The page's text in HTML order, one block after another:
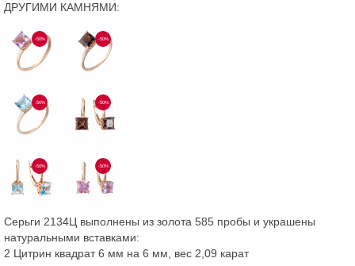
ДРУГИМИ КАМНЯМИ:
-50% -50%
-50% -50%
-50% -50%
Серьги 2134Ц выполнены из золота 585 пробы и украшены
натуральными вставками:
2 Цитрин квадрат 6 мм на 6 мм, вес 2,09 карат